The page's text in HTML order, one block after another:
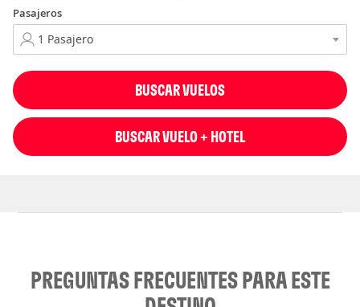
Pasajeros
BUSCAR VUELOS
BUSCAR VUELO + HOTEL
PREGUNTAS FRECUENTES PARA ESTE